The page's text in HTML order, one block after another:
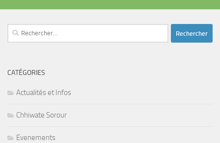
Rechercher :
CATÉGORIES
Actualités et Infos
Chhiwate Sorour
Evenements